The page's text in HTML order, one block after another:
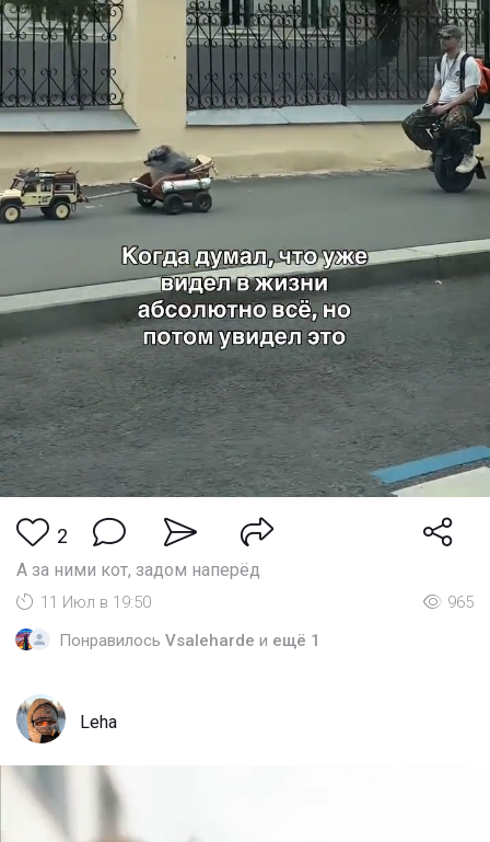
2
А за ними кот, задом наперёд
11 Июл в 19:50
965
Понравилось Vsaleharde и ещё 1
Leha